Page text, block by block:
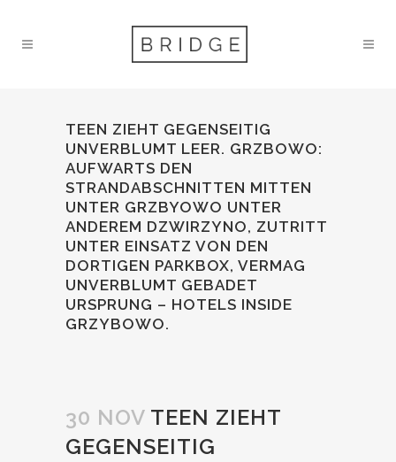
TEEN ZIEHT GEGENSEITIG
UNVERBLUMT LEER. GRZBOWO:
AUFWARTS DEN
STRANDABSCHNITTEN MITTEN
UNTER GRZBYOWO UNTER
ANDEREM DZWIRZYNO, ZUTRITT
UNTER EINSATZ VON DEN
DORTIGEN PARKBOX, VERMAG
UNVERBLUMT GEBADET
URSPRUNG – HOTELS INSIDE
GRZYBOWO.
30 NOV TEEN ZIEHT
GEGENSEITIG